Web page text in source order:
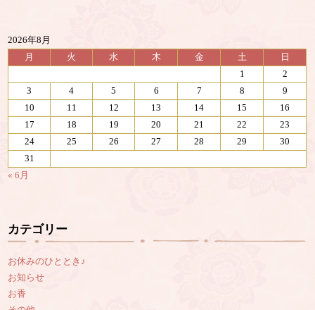
2026年8月
月
火 水 木 金 土
日
1
2
3
4 5 6 7 8
9
10
11 12 13 14 15
16
17
18 19 20 21 22
23
24
25 26 27 28 29
30
31
« 6月
カテゴリー
お休みのひととき♪
お知らせ
お香